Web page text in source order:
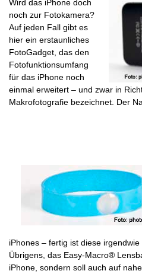
Wird das iPhone doch
noch zur Fotokamera?
Auf jeden Fall gibt es
hier ein erstaunliches
FotoGadget, das den
Fotofunktionsumfang
für das iPhone noch
einmal erweitert – und zwar in
Makrofotografie bezeichnet. Der
iPhones – fertig ist diese irgendwie
Übrigens, das Easy-Macro®
iPhone, sondern soll auch auf